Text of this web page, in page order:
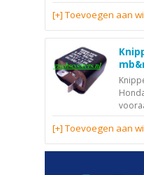
[+] Toevoegen aan
[+] Toevoegen aan